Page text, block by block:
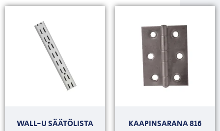
WALL-U SÄÄTÖLISTA
KAAPINSARANA 816